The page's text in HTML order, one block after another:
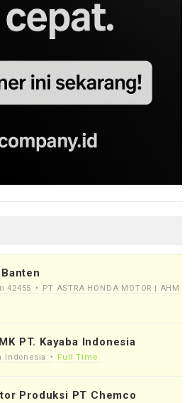
42455
PT ASTRA HONDA MOTOR | AHM
PT. Kayaba Indonesia
Indonesia Full Time
Produksi PT Chemco